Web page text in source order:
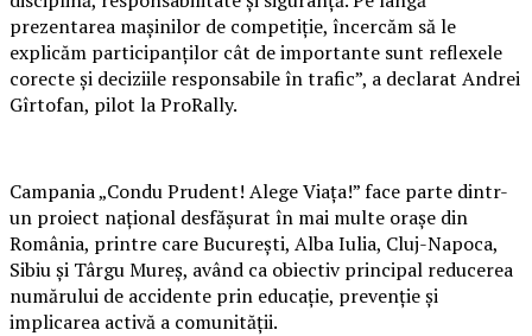
prezentarea mașinilor de competiție, încercăm să le
explicăm participanților cât de importante sunt reflexele
corecte și deciziile responsabile în trafic”, a declarat Andrei
Gîrtofan, pilot la ProRally.
Campania „Condu Prudent! Alege Viața!” face parte dintr-
un proiect național desfășurat în mai multe orașe din
România, printre care București, Alba Iulia, Cluj-Napoca,
Sibiu și Târgu Mureș, având ca obiectiv principal reducerea
numărului de accidente prin educație, prevenție și
implicarea activă a comunității.